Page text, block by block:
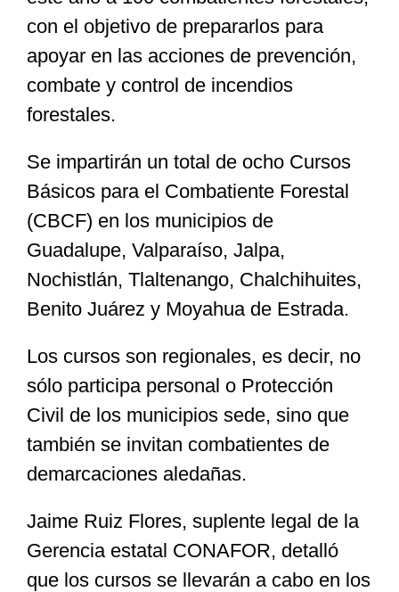
Especiales
Nacional
Cultura
Nosotros
con el objetivo de prepararlos para
apoyar en las acciones de prevención,
combate y control de incendios
forestales.
Se impartirán un total de ocho Cursos
Básicos para el Combatiente Forestal
(CBCF) en los municipios de
Guadalupe, Valparaíso, Jalpa,
Nochistlán, Tlaltenango, Chalchihuites,
Benito Juárez y Moyahua de Estrada.
Los cursos son regionales, es decir, no
sólo participa personal o Protección
Civil de los municipios sede, sino que
también se invitan combatientes de
demarcaciones aledañas.
Jaime Ruiz Flores, suplente legal de la
Gerencia estatal CONAFOR, detalló
que los cursos se llevarán a cabo en los